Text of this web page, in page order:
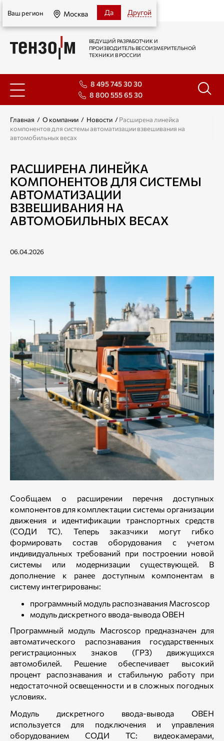
Москва
Ваш регион Москва Да Другой
ВЕДУЩИЙ РАЗРАБОТЧИК И
ПРОИЗВОДИТЕЛЬ ВЕСОИЗМЕРИТЕЛЬНОЙ
ТЕХНИКИ В РОССИИ
8 495 745 30 30
8 800 555 65 30
Главная / О компании / Новости /Расширена линейка
компонентов для системы автоматизации взвешивания на
автомобильных весах
РАСШИРЕНА ЛИНЕЙКА
КОМПОНЕНТОВ ДЛЯ СИСТЕМЫ
АВТОМАТИЗАЦИИ
ВЗВЕШИВАНИЯ НА
АВТОМОБИЛЬНЫХ ВЕСАХ
06.04.2026
Сообщаем о расширении перечня доступных
компонентов для комплектации системы организации
движения и идентификации транспортных средств
(СОДИ ТС). Теперь заказчики могут гибко
формировать состав оборудования с учетом
индивидуальных требований при построении новой
системы или модернизации существующей. В
дополнение к ранее доступным компонентам в
систему интегрированы:
программный модуль распознавания Macroscop
модуль дискретного ввода-вывода ОВЕН
Программный модуль Macroscop предназначен для
автоматического распознавания государственных
регистрационных знаков (ГРЗ) движущихся
автомобилей. Решение обеспечивает высокий
процент распознавания и стабильную работу при
недостаточной освещенности и в сложных погодных
условиях.
Модуль дискретного ввода-вывода ОВЕН
используется для подключения и управления
оборудованием СОДИ ТС: видеокамерами,